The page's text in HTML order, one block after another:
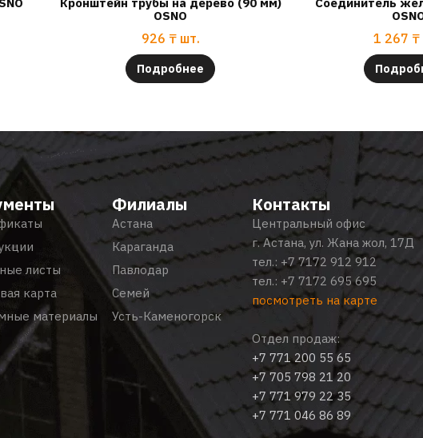
OSNO
926 ₸ шт.
Подробнее
1 267 ₸
листы
карта
материалы
Филиалы
Астана
Караганда
Павлодар
Семей
Усть-Каменогорск
Контакты
Центральный офис
г. Астана, ул. Жана жол, 17Д
тел.: +7 7172 912 912
тел.: +7 7172 695 695
посмотреть на карте
Отдел продаж:
+7 771 200 55 65
+7 705 798 21 20
+7 771 979 22 35
+7 771 046 86 89